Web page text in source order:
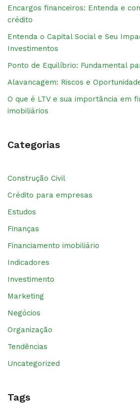
Encargos financeiros: Entenda e
crédito
Entenda o Capital Social e Seu
Investimentos
Ponto de Equilíbrio: Fundamental
Alavancagem: Riscos e
O que é LTV e sua importância em
imobiliários
Categorias
Construção Civil
Crédito para empresas
Estudos
Finanças
Financiamento imobiliário
Indicadores
Investimento
Marketing
Negócios
Organização
Tendências
Uncategorized
Tags